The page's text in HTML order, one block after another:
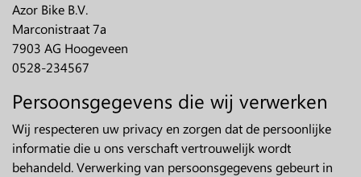
Azor Bike B.V.
Marconistraat 7a
7903 AG Hoogeveen
0528-234567
Persoonsgegevens die wij verwerken
Wij respecteren uw privacy en zorgen dat de persoonlijke
informatie die u ons verschaft vertrouwelijk wordt
behandeld. Verwerking van persoonsgegevens gebeurt in